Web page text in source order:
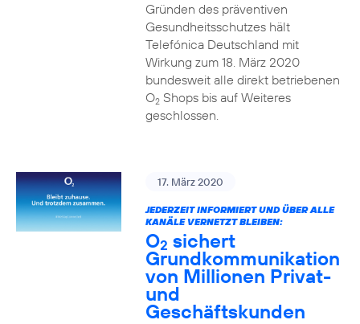
Gründen des präventiven
Gesundheitsschutzes hält
Telefónica Deutschland mit
Wirkung zum 18. März 2020
bundesweit alle direkt betriebenen
O2Shops bis auf Weiteres
geschlossen.
17. März 2020
JEDERZEIT INFORMIERT UND ÜBER ALLE
KANÄLE VERNETZT BLEIBEN:
O2 sichert
Grundkommunikation
von Millionen Privat-
und
Geschäftskunden